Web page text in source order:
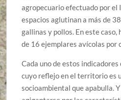
agropecuario efectuado por el
espacios aglutinan a más de
gallinas y pollos. En este caso,
de 16 ejemplares avícolas por
Cada uno de estos
cuyo reflejo en el territorio es
socioambiental que apabulla.